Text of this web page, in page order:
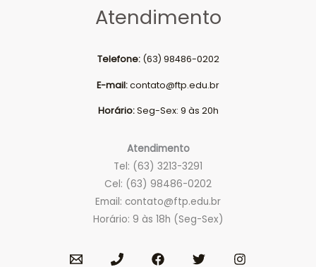
Atendimento
Telefone: (63) 98486-0202
E-mail:contato@ftp.edu.br
Horário:Seg-Sex: 9 às 20h
Atendimento
Tel: (63) 3213-3291
Cel: (63) 98486-0202
Email: contato@ftp.edu.br
Horário: 9 às 18h (Seg-Sex)